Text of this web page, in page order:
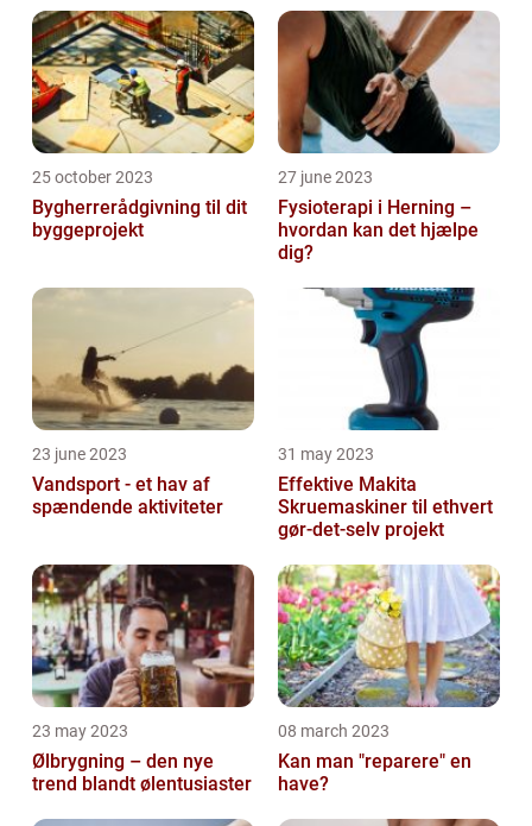
25 october 2023
Bygherrerådgivning til dit
byggeprojekt
27 june 2023
Fysioterapi i Herning –
hvordan kan det hjælpe
dig?
23 june 2023
Vandsport - et hav af
spændende aktiviteter
31 may 2023
Effektive Makita
Skruemaskiner til ethvert
gør-det-selv projekt
23 may 2023
Ølbrygning – den nye
trend blandt ølentusiaster
08 march 2023
Kan man "reparere" en
have?